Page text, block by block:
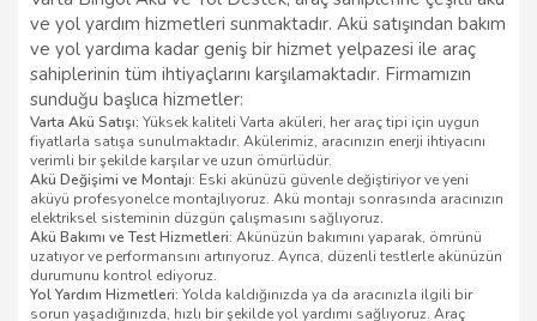
ve yol yardım hizmetleri sunmaktadır. Akü satışından bakım
ve yol yardıma kadar geniş bir hizmet yelpazesi ile araç
sahiplerinin tüm ihtiyaçlarını karşılamaktadır. Firmamızın
sunduğu başlıca hizmetler:
Varta Akü Satışı: Yüksek kaliteli Varta aküleri, her araç tipi için uygun
fiyatlarla satışa sunulmaktadır. Akülerimiz, aracınızın enerji ihtiyacını
verimli bir şekilde karşılar ve uzun ömürlüdür.
Akü Değişimi ve Montajı: Eski akünüzü güvenle değiştiriyor ve yeni
aküyü profesyonelce montajlıyoruz. Akü montajı sonrasında aracınızın
elektriksel sisteminin düzgün çalışmasını sağlıyoruz.
Akü Bakımı ve Test Hizmetleri: Akünüzün bakımını yaparak, ömrünü
uzatıyor ve performansını artırıyoruz. Ayrıca, düzenli testlerle akünüzün
durumunu kontrol ediyoruz.
Yol Yardım Hizmetleri: Yolda kaldığınızda ya da aracınızla ilgili bir
sorun yaşadığınızda, hızlı bir şekilde yol yardımı sağlıyoruz. Araç